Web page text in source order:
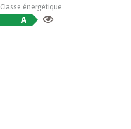
Classe énergétique
A